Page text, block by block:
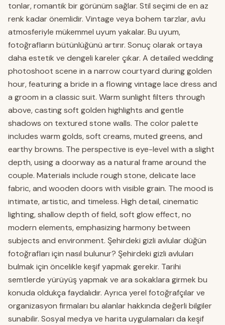
tonlar, romantik bir görünüm sağlar. Stil seçimi de en az
renk kadar önemlidir. Vintage veya bohem tarzlar, avlu
atmosferiyle mükemmel uyum yakalar. Bu uyum,
fotoğrafların bütünlüğünü artırır. Sonuç olarak ortaya
daha estetik ve dengeli kareler çıkar. A detailed wedding
photoshoot scene in a narrow courtyard during golden
hour, featuring a bride in a flowing vintage lace dress and
a groom in a classic suit. Warm sunlight filters through
above, casting soft golden highlights and gentle
shadows on textured stone walls. The color palette
includes warm golds, soft creams, muted greens, and
earthy browns. The perspective is eye-level with a slight
depth, using a doorway as a natural frame around the
couple. Materials include rough stone, delicate lace
fabric, and wooden doors with visible grain. The mood is
intimate, artistic, and timeless. High detail, cinematic
lighting, shallow depth of field, soft glow effect, no
modern elements, emphasizing harmony between
subjects and environment. Şehirdeki gizli avlular düğün
fotoğrafları için nasıl bulunur? Şehirdeki gizli avluları
bulmak için öncelikle keşif yapmak gerekir. Tarihi
semtlerde yürüyüş yapmak ve ara sokaklara girmek bu
konuda oldukça faydalıdır. Ayrıca yerel fotoğrafçılar ve
organizasyon firmaları bu alanlar hakkında değerli bilgiler
sunabilir. Sosyal medya ve harita uygulamaları da keşif